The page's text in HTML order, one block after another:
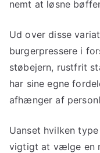
nemt at løsne
Ud over disse
burgerpressere i
støbejern, rustfrit
har sine egne
afhænger af
Uanset hvilken
vigtigt at vælge en